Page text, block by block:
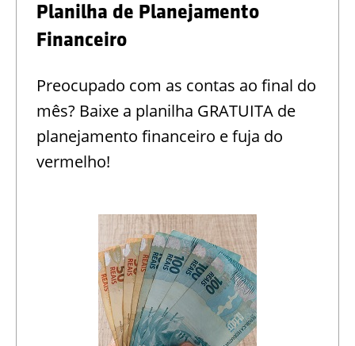
Planilha de Planejamento
Financeiro
Preocupado com as contas ao final do
mês? Baixe a planilha GRATUITA de
planejamento financeiro e fuja do
vermelho!